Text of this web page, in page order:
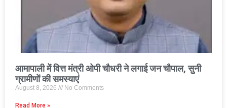
आमापाली में वित्त मंत्री ओपी चौधरी ने लगाई जन चौपाल, सुनी
ग्रामीणों की समस्याएं
August 8, 2026 No Comments
Read More »